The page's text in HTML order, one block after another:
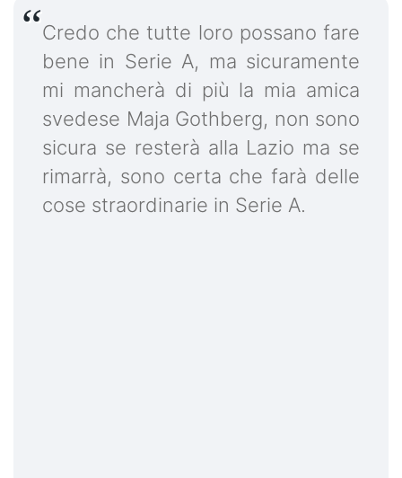
Credo che tutte loro possano fare
bene in Serie A, ma sicuramente
mi mancherà di più la mia amica
svedese Maja Gothberg, non sono
sicura se resterà alla Lazio ma se
rimarrà, sono certa che farà delle
cose straordinarie in Serie A.